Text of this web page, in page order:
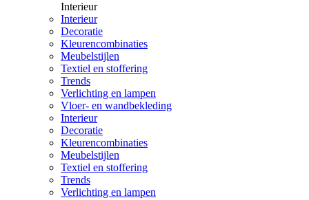
Interieur
Interieur
Decoratie
Kleurencombinaties
Meubelstijlen
Textiel en stoffering
Trends
Verlichting en lampen
Vloer- en wandbekleding
Interieur
Decoratie
Kleurencombinaties
Meubelstijlen
Textiel en stoffering
Trends
Verlichting en lampen